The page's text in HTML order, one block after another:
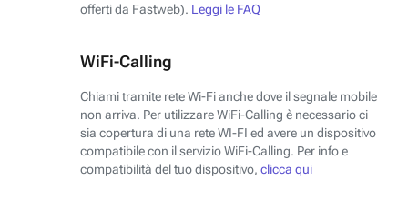
offerti da Fastweb). Leggi le FAQ
WiFi-Calling
Chiami tramite rete Wi-Fi anche dove il segnale mobile
non arriva. Per utilizzare WiFi-Calling è necessario ci
sia copertura di una rete WI-FI ed avere un dispositivo
compatibile con il servizio WiFi-Calling. Per info e
compatibilità del tuo dispositivo, clicca qui